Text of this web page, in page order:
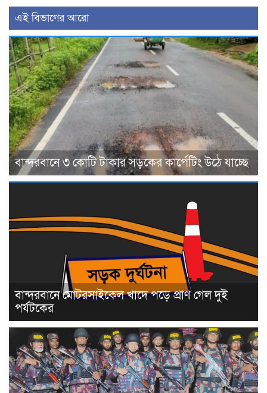
এই বিভাগের আরো
বান্দরবানে ৩ কোটি টাকার সড়কের কার্পেটিং উঠে যাচ্ছে
বান্দরবানে মোটরসাইকেল খাদে পড়ে প্রাণ গেল দুই
পর্যটকের